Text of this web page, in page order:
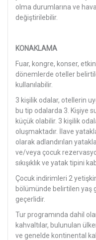
olma durumlarına ve
değiştirilebilir.
KONAKLAMA
Fuar, kongre, konser,
dönemlerde oteller
kullanılabilir.
3 kişilik odalar, otellerin
bu tip odalarda 3. Kişiye
küçük olabilir. 3 kişilik
oluşmaktadır. İlave
olarak adlandırılan
ve/veya çocuk
sıkışıklık ve yatak tipini
Çocuk indirimleri 2
bölümünde belirtilen yaş
geçerlidir.
Tur programında dahil
kahvaltılar, bulunulan
ve genelde kontinental